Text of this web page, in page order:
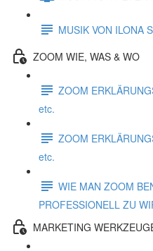
MUSIK VON ILONA
ZOOM WIE, WAS & WO
ZOOM
etc.
ZOOM
etc.
WIE MAN ZOOM
PROFESSIONELL ZU
MARKETING